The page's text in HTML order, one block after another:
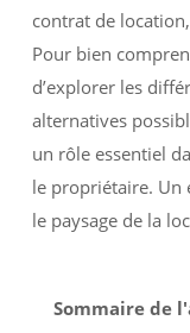
contrat de
Pour bien
d’explorer les
alternatives
un rôle essentiel
le propriétaire. Un
le paysage de la
Sommaire de